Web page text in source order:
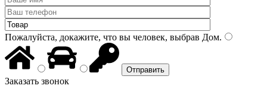
Пожалуйста, докажите, что вы человек, выбрав Дом.
Заказать звонок